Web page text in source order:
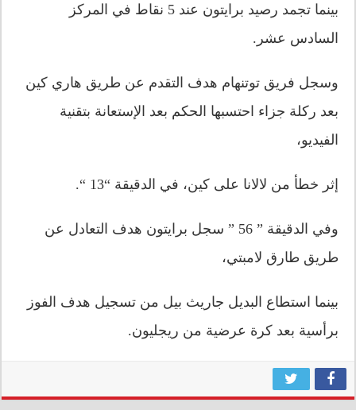
بينما تجمد رصيد برايتون عند 5 نقاط في المركز
السادس عشر.
وسجل فريق توتنهام هدف التقدم عن طريق هاري كين
بعد ركلة جزاء احتسبها الحكم بعد الإستعانة بتقنية
الفيديو،
إثر خطأ من لالانا على كين، في الدقيقة “13 “.
وفي الدقيقة ” 56 ” سجل برايتون هدف التعادل عن
طريق طارق لامبتي،
بينما استطاع البديل جاريث بيل من تسجيل هدف الفوز
برأسية بعد كرة عرضية من ريجليون.